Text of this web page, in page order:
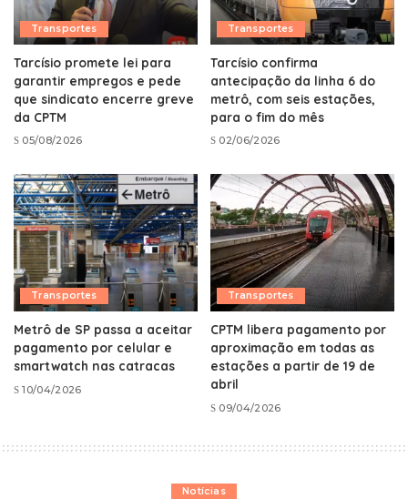
Transportes
Tarcísio promete lei para
garantir empregos e pede
que sindicato encerre greve
da CPTM
05/08/2026
Transportes
Tarcísio confirma
antecipação da linha 6 do
metrô, com seis estações,
para o fim do mês
02/06/2026
Transportes
Metrô de SP passa a aceitar
pagamento por celular e
smartwatch nas catracas
10/04/2026
Transportes
CPTM libera pagamento por
aproximação em todas as
estações a partir de 19 de
abril
09/04/2026
Notícias